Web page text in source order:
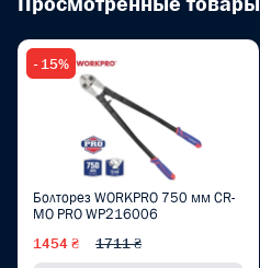
- 15%
Болторез WORKPRO 750 мм CR-
MO PRO WP216006
1454 ₴ 1711 ₴